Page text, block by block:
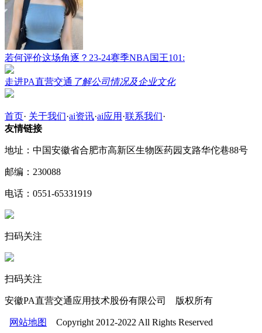
若何评价这场角逐？23-24赛季NBA国王101:
走进PA直营交通 了解公司情况及企业文化
首页· 关于我们·ai资讯·ai应用 ·联系我们·
友情链接
地址：中国安徽省合肥市高新区生物医药园支路华佗巷88号
邮编：230088
电话：0551-65331919
扫码关注
扫码关注
安徽PA直营交通应用技术股份有限公司 版权所有
网站地图 Copyright 2012-2022 All Rights Reserved